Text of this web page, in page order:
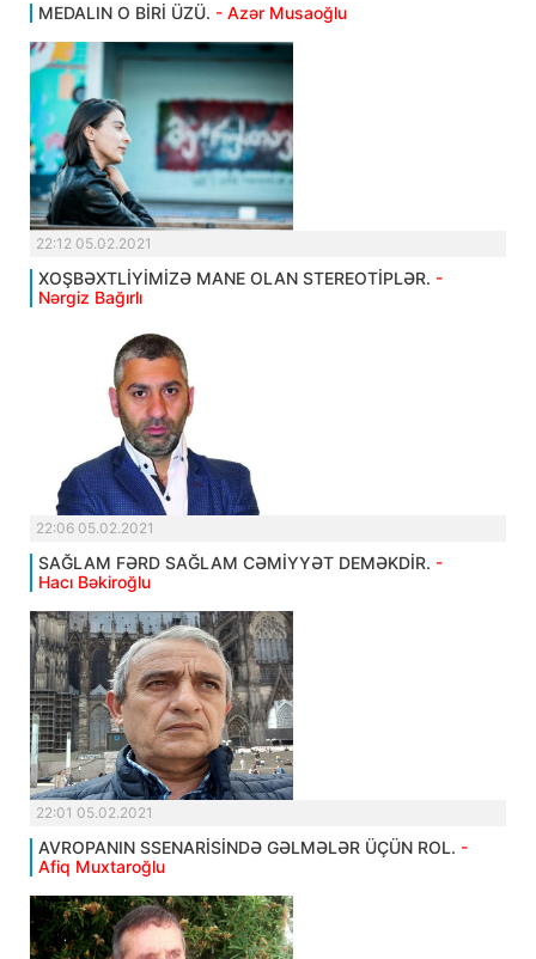
MEDALIN O BİRİ ÜZÜ. - Azər Musaoğlu
22:12 05.02.2021
XOŞBƏXTLİYİMİZƏ MANE OLAN STEREOTİPLƏR. -
Nərgiz Bağırlı
22:06 05.02.2021
SAĞLAM FƏRD SAĞLAM CƏMİYYƏT DEMƏKDİR. -
Hacı Bəkiroğlu
22:01 05.02.2021
AVROPANIN SSENARİSİNDƏ GƏLMƏLƏR ÜÇÜN ROL. -
Afiq Muxtaroğlu